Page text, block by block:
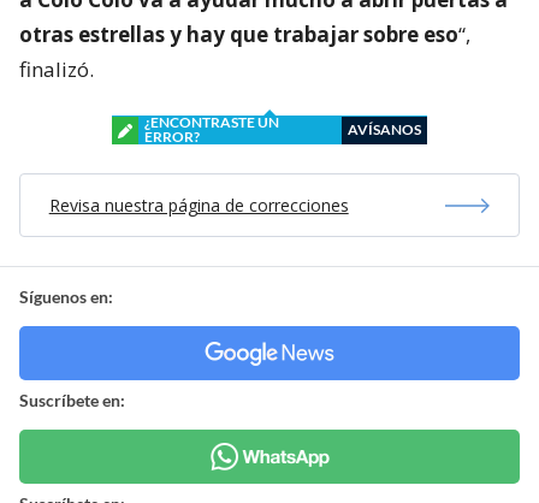
otras estrellas y hay que trabajar sobre eso“,
finalizó.
¿ENCONTRASTE UN
ERROR?
AVÍSANOS
Revisa nuestra página de correcciones
Síguenos en:
Suscríbete en: